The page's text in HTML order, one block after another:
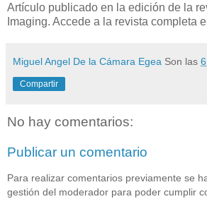
Artículo publicado en la edición de la
Imaging. Accede a la revista completa
Miguel Angel De la Cámara Egea Son las
Compartir
No hay comentarios:
Publicar un comentario
Para realizar comentarios previamente se
gestión del moderador para poder cumplir